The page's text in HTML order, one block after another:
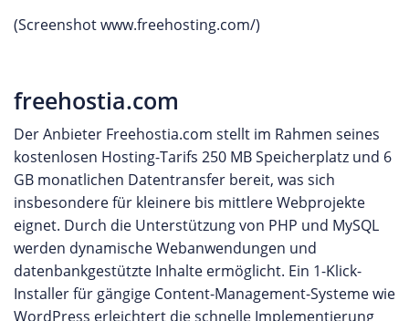
(Screenshot www.freehosting.com/)
freehostia.com
Der Anbieter Freehostia.com stellt im Rahmen seines
kostenlosen Hosting-Tarifs 250 MB Speicherplatz und 6
GB monatlichen Datentransfer bereit, was sich
insbesondere für kleinere bis mittlere Webprojekte
eignet. Durch die Unterstützung von PHP und MySQL
werden dynamische Webanwendungen und
datenbankgestützte Inhalte ermöglicht. Ein 1-Klick-
Installer für gängige Content-Management-Systeme wie
WordPress erleichtert die schnelle Implementierung